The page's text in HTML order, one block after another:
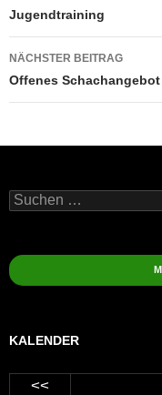
Jugendtraining
NÄCHSTER BEITRAG
Offenes Schachangebot
Suchen
nach:
KALENDER
<<